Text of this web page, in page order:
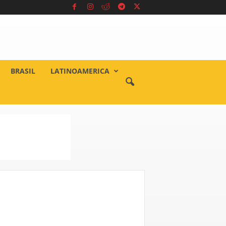
BRASIL LATINOAMERICA